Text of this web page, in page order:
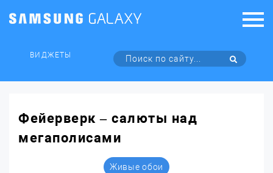
ВИДЖЕТЫ
Фейерверк – салюты над
мегаполисами
Живые обои